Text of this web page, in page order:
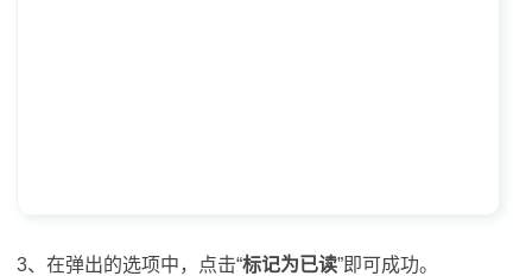
3、在弹出的选项中，点击“标记为已读”即可成功。